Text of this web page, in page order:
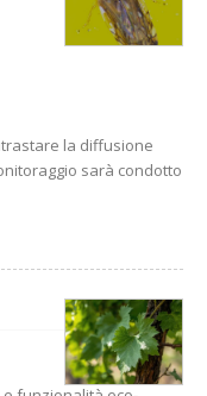
la diffusione
sarà condotto